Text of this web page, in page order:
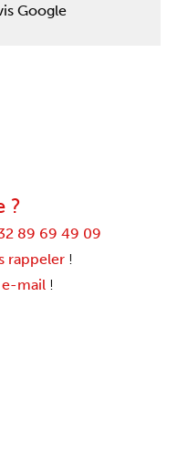
Google
?
89 69 49 09
rappeler !
e-mail !